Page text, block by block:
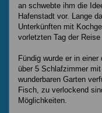
an schwebte ihm die
Hafenstadt vor. Lange
Unterkünften mit
vorletzten Tag der
Fündig wurde er in
über 5 Schlafzimmer
wunderbaren Garten
Fisch, zu verlockend
Möglichkeiten.